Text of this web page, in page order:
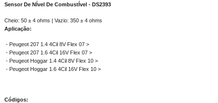
Sensor De NÍvel De CombustÍvel - DS2393
Cheio: 50 ± 4 ohms | Vazio: 350 ± 4 ohms
Aplicação:
- Peugeot 207 1.4 4Cil 8V Flex 07 >
- Peugeot 207 1.6 4Cil 16V Flex 07 >
- Peugeot Hoggar 1.4 4Cil 8V Flex 10 >
- Peugeot Hoggar 1.6 4Cil 16V Flex 10 >
Códigos: